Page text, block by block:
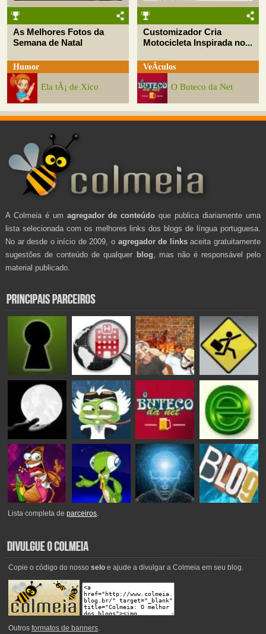
As Melhores Fotos da
Semana de Natal
Humor
Ela tÃ¡ de Xico
Customizador Cria
Motocicleta Inspirada no...
VeÃ­culos
O Buteco da Net
A Colmeia é um agregador de conteúdo que publica diariamente uma
lista selecionada com os melhores links dos blogs de língua portuguesa.
No ar desde o início de 2009, o agregador de linksaceita gratuitamente
sugestões de conteúdo de qualquer blog , mas não é responsável pelo
material publicado.
Lista completa deparceiros.
Copie o código do nosso seloe ajude a divulgar a Colmeia em seu blog.
Outros formatos de banners.